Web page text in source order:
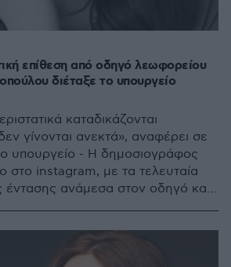
επίθεση από οδηγό λεωφορείου
διέταξε το υπουργείο
καταδικάζονται
γίνονται ανεκτά», αναφέρει σε
υπουργείο - Η δημοσιογράφος
στο instagram, με τα τελευταία
έντασης ανάμεσα στον οδηγό και